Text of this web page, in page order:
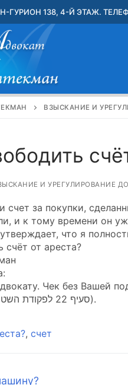
ГУРИОН 138, 4-Й ЭТАЖ.
ВЗЫСКАНИЕ И
И УРЕГУЛИРОВАНИЕ
счет за покупки,
и к тому времени он
что я
счёт от ареста?
Чек без Вашей
о векселях (סעיף 22 לפקודת השטרות).
, счет